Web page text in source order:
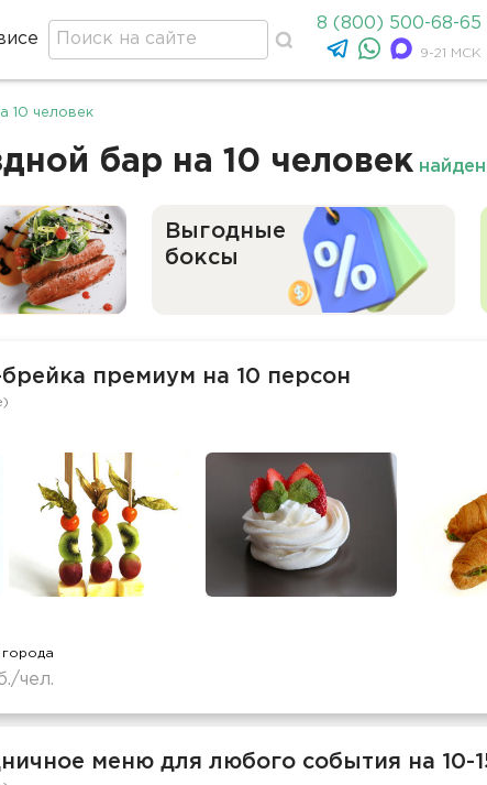
8 (800) 500-68-65
9-21 МСК
10 человек
бар на 10 человек
Выгодные
боксы
премиум на 10 персон
города
чел.
меню для любого события на 10-